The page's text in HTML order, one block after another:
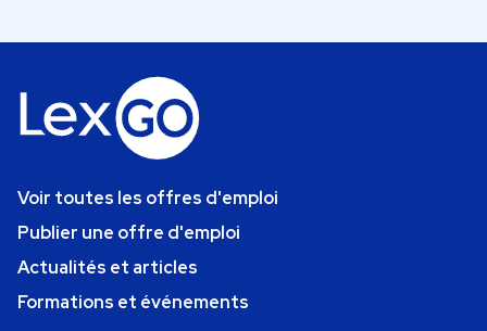
Voir toutes les offres d'emploi
Publier une offre d'emploi
Actualités et articles
Formations et événements